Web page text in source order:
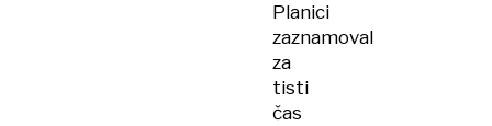
Planici
zaznamoval
za
tisti
čas